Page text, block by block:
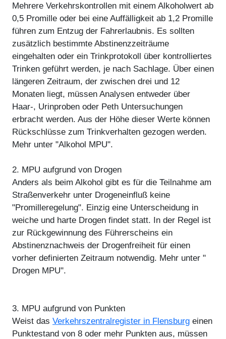
Mehrere Verkehrskontrollen mit einem Alkoholwert ab
0,5 Promille oder bei eine Auffälligkeit ab 1,2 Promille
führen zum Entzug der Fahrerlaubnis. Es sollten
zusätzlich bestimmte Abstinenzzeiträume
eingehalten oder ein Trinkprotokoll über kontrolliertes
Trinken geführt werden, je nach Sachlage. Über einen
längeren Zeitraum, der zwischen drei und 12
Monaten liegt, müssen Analysen entweder über
Haar-, Urinproben oder Peth Untersuchungen
erbracht werden. Aus der Höhe dieser Werte können
Rückschlüsse zum Trinkverhalten gezogen werden.
Mehr unter "Alkohol MPU".
2. MPU aufgrund von Drogen
Anders als beim Alkohol gibt es für die Teilnahme am
Straßenverkehr unter Drogeneinfluß keine
"Promilleregelung". Einzig eine Unterscheidung in
weiche und harte Drogen findet statt. In der Regel ist
zur Rückgewinnung des Führerscheins ein
Abstinenznachweis der Drogenfreiheit für einen
vorher definierten Zeitraum notwendig. Mehr unter "
Drogen MPU".
3. MPU aufgrund von Punkten
Weist das Verkehrszentralregister in Flensburg einen
Punktestand von 8 oder mehr Punkten aus, müssen